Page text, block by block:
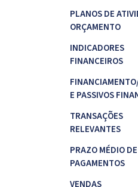
PLANOS DE
ORÇAMENTO
INDICADORES
FINANCEIROS
E PASSIVOS
TRANSAÇÕES
RELEVANTES
PRAZO MÉDIO DE
PAGAMENTOS
VENDAS